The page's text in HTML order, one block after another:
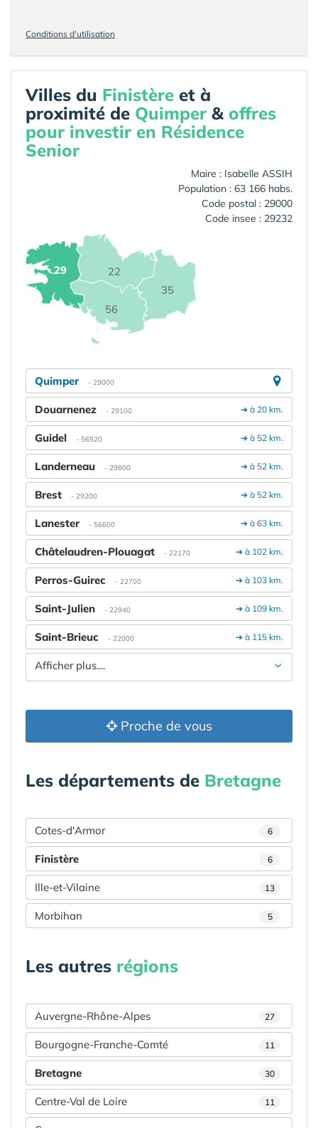
Conditions d'utilisation
Villes du Finistère et à
proximité de Quimper & offres
pour investir en Résidence
Senior
Maire : Isabelle ASSIH
Population : 63 166 habs.
Code postal : 29000
Code insee : 29232
22
29
35
56
Quimper - 29000
➔ à 20 km.
Douarnenez - 29100
➔ à 52 km.
Guidel - 56520
➔ à 52 km.
Landerneau - 29800
➔ à 52 km.
Brest - 29200
➔ à 63 km.
Lanester - 56600
➔ à 102 km.
Châtelaudren-Plouagat - 22170
➔ à 103 km.
Perros-Guirec - 22700
➔ à 109 km.
Saint-Julien - 22940
➔ à 115 km.
Saint-Brieuc - 22000
Afficher plus....
Proche de vous
Les départements de Bretagne
Cotes-d'Armor 6
Finistère 6
Ille-et-Vilaine 13
Morbihan 5
Les autres régions
Auvergne-Rhône-Alpes 27
Bourgogne-Franche-Comté 11
Bretagne 30
Centre-Val de Loire 11